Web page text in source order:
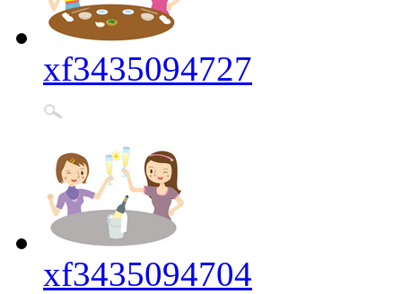
xf3435094727
xf3435094704